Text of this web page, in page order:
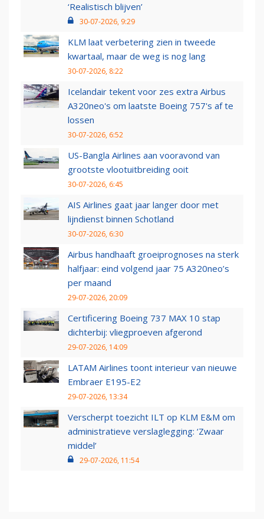
‘Realistisch blijven’
30-07-2026, 9:29
KLM laat verbetering zien in tweede
kwartaal, maar de weg is nog lang
30-07-2026, 8:22
Icelandair tekent voor zes extra Airbus
A320neo's om laatste Boeing 757's af te
lossen
30-07-2026, 6:52
US-Bangla Airlines aan vooravond van
grootste vlootuitbreiding ooit
30-07-2026, 6:45
AIS Airlines gaat jaar langer door met
lijndienst binnen Schotland
30-07-2026, 6:30
Airbus handhaaft groeiprognoses na sterk
halfjaar: eind volgend jaar 75 A320neo’s
per maand
29-07-2026, 20:09
Certificering Boeing 737 MAX 10 stap
dichterbij: vliegproeven afgerond
29-07-2026, 14:09
LATAM Airlines toont interieur van nieuwe
Embraer E195-E2
29-07-2026, 13:34
Verscherpt toezicht ILT op KLM E&M om
administratieve verslaglegging: ‘Zwaar
middel’
29-07-2026, 11:54